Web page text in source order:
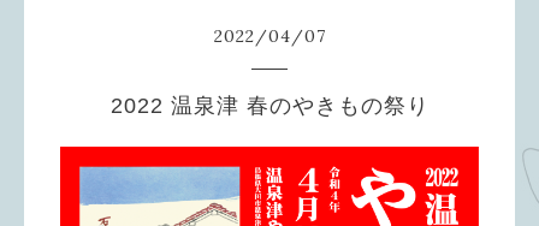
2022/04/07
2022 温泉津 春のやきもの祭り